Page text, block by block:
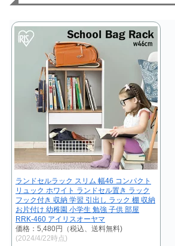
ランドセルラック スリム 幅46 コンパクト
リュック ホワイト ランドセル置き ラック
フック付き 収納 学習 引出し ラック 棚 収納
お片付け 幼稚園 小学生 勉強 子供 部屋
RRK-460 アイリスオーヤマ
価格：5,480円（税込、送料無料)
(2024/4/22時点)